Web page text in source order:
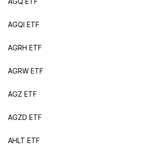
AGQI ETF
AGRH ETF
AGRW ETF
AGZ ETF
AGZD ETF
AHLT ETF